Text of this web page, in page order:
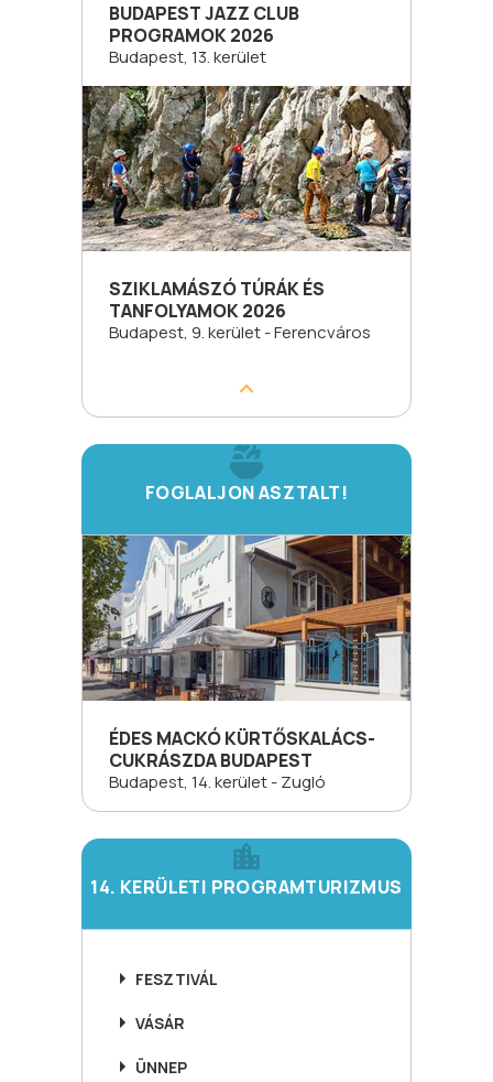
BUDAPEST JAZZ CLUB
PROGRAMOK 2026
Budapest, 13. kerület
SZIKLAMÁSZÓ TÚRÁK ÉS
TANFOLYAMOK 2026
Budapest, 9. kerület - Ferencváros
FOGLALJON ASZTALT!
ÉDES MACKÓ KÜRTŐSKALÁCS-
CUKRÁSZDA BUDAPEST
Budapest, 14. kerület - Zugló
14. KERÜLETI PROGRAMTURIZMUS
FESZTIVÁL
VÁSÁR
ÜNNEP